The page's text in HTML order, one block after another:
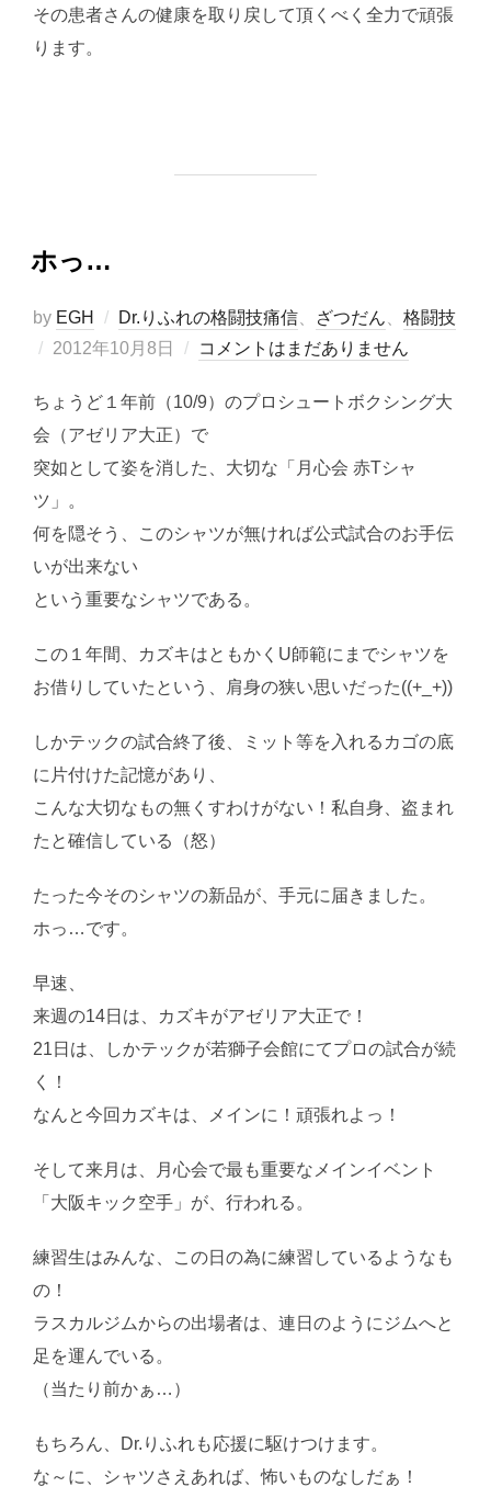
その患者さんの健康を取り戻して頂くべく全力で頑張
ります。
ホっ…
by EGH Dr.りふれの格闘技痛信 ざつだん
格闘技
投
日:
2012年10月8日 コメントはまだありません
ちょうど１年前（10/9）のプロシュートボクシング大
会（アゼリア大正）で
突如として姿を消した、大切な「月心会 赤Tシャ
ツ」。
何を隠そう、このシャツが無ければ公式試合のお手伝
いが出来ない
という重要なシャツである。
この１年間、カズキはともかくU師範にまでシャツを
お借りしていたという、肩身の狭い思いだった((+_+))
しかテックの試合終了後、ミット等を入れるカゴの底
に片付けた記憶があり、
こんな大切なもの無くすわけがない！私自身、盗まれ
たと確信している（怒）
たった今そのシャツの新品が、手元に届きました。
ホっ…です。
早速、
来週の14日は、カズキがアゼリア大正で！
21日は、しかテックが若獅子会館にてプロの試合が続
く！
なんと今回カズキは、メインに！頑張れよっ！
そして来月は、月心会で最も重要なメインイベント
「大阪キック空手」が、行われる。
練習生はみんな、この日の為に練習しているようなも
の！
ラスカルジムからの出場者は、連日のようにジムへと
足を運んでいる。
（当たり前かぁ…）
もちろん、Dr.りふれも応援に駆けつけます。
な～に、シャツさえあれば、怖いものなしだぁ！